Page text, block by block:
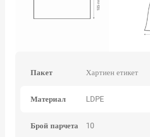
Пакет Хартиен етикет
Материал LDPE
Брой парчета 10